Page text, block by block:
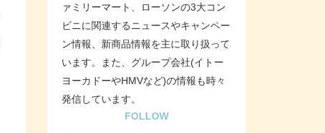
ァミリーマート、ローソンの3大コン
ビニに関連するニュースやキャンペー
ン情報、新商品情報を主に取り扱って
います。また、グループ会社(イトー
ヨーカドーやHMVなど)の情報も時々
発信しています。
FOLLOW